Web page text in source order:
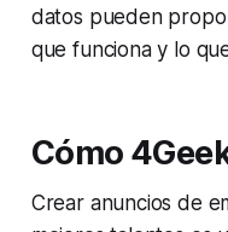
datos pueden
que funciona y lo
Cómo
Crear anuncios de